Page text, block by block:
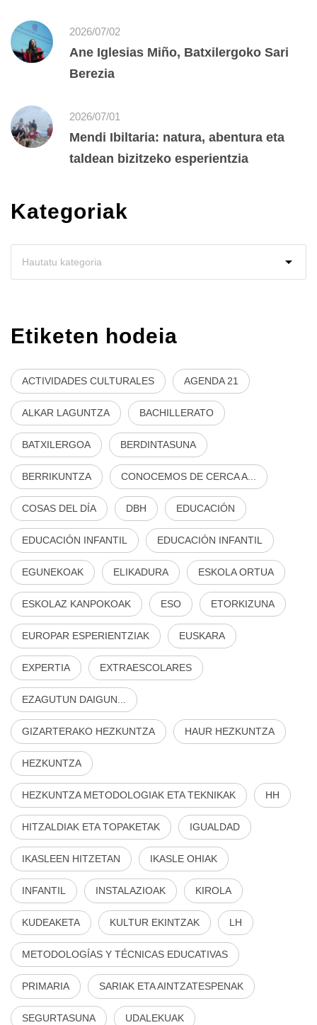
2026/07/02
Ane Iglesias Miño, Batxilergoko Sari
Berezia
2026/07/01
Mendi Ibiltaria: natura, abentura eta
taldean bizitzeko esperientzia
Kategoriak
Etiketen hodeia
ACTIVIDADES CULTURALES AGENDA 21
ALKAR LAGUNTZA BACHILLERATO
BATXILERGOA BERDINTASUNA
BERRIKUNTZA CONOCEMOS DE CERCA A...
COSAS DEL DÍA DBH EDUCACIÓN
EDUCACIÓN INFANTIL EDUCACIÓN INFANTIL
EGUNEKOAK ELIKADURA ESKOLA ORTUA
ESKOLAZ KANPOKOAK ESO ETORKIZUNA
EUROPAR ESPERIENTZIAK EUSKARA
EXPERTIA EXTRAESCOLARES
EZAGUTUN DAIGUN...
GIZARTERAKO HEZKUNTZA HAUR HEZKUNTZA
HEZKUNTZA
HEZKUNTZA METODOLOGIAK ETA TEKNIKAK HH
HITZALDIAK ETA TOPAKETAK IGUALDAD
IKASLEEN HITZETAN IKASLE OHIAK
INFANTIL INSTALAZIOAK KIROLA
KUDEAKETA KULTUR EKINTZAK LH
METODOLOGÍAS Y TÉCNICAS EDUCATIVAS
PRIMARIA SARIAK ETA AINTZATESPENAK
SEGURTASUNA UDALEKUAK